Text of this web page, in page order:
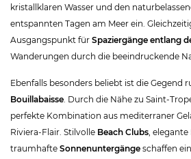
kristallklaren Wasser und den
entspannten Tagen am Meer ein.
Ausgangspunkt für Spaziergänge entlang
Wanderungen durch die beeindruckende
Ebenfalls besonders beliebt ist die Gegend
Bouillabaisse. Durch die Nähe zu Saint-
perfekte Kombination aus mediterraner
Riviera-Flair. Stilvolle Beach Clubs, elegante
traumhafte Sonnenuntergänge schaffen